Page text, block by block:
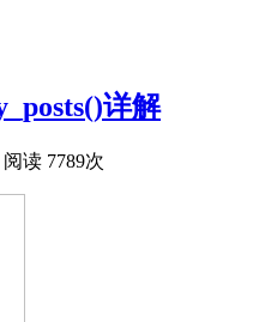
详解
阅读 7789次